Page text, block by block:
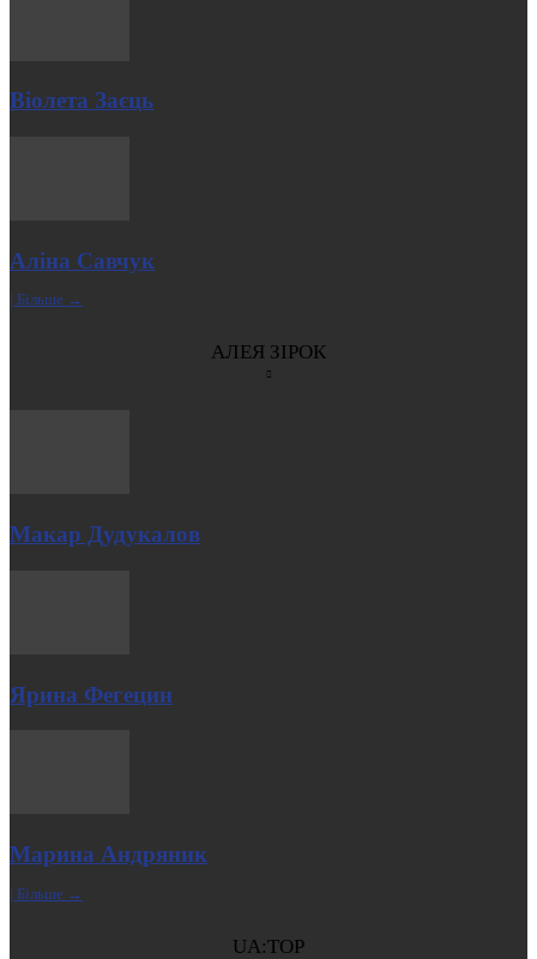
Віолета Заєць
Аліна Савчук
| Більше →
АЛЕЯ ЗІРОК
Макар Дудукалов
Ярина Фегецин
Марина Андряник
| Більше →
UA:TOP